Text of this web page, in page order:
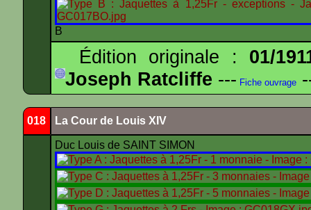
B
Édition originale : 01/
Joseph Ratcliffe --- Fiche ouvrage
018 La Cour de Louis XIV
Duc Louis de SAINT SIMON